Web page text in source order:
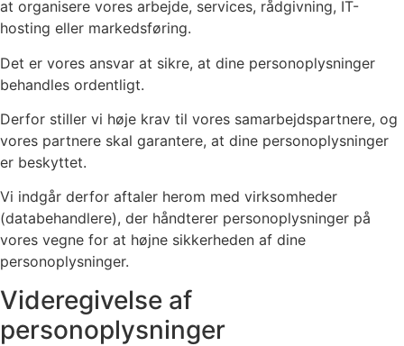
at organisere vores arbejde, services, rådgivning, IT-
hosting eller markedsføring.
Det er vores ansvar at sikre, at dine personoplysninger
behandles ordentligt.
Derfor stiller vi høje krav til vores samarbejdspartnere, og
vores partnere skal garantere, at dine personoplysninger
er beskyttet.
Vi indgår derfor aftaler herom med virksomheder
(databehandlere), der håndterer personoplysninger på
vores vegne for at højne sikkerheden af dine
personoplysninger.
Videregivelse af
personoplysninger